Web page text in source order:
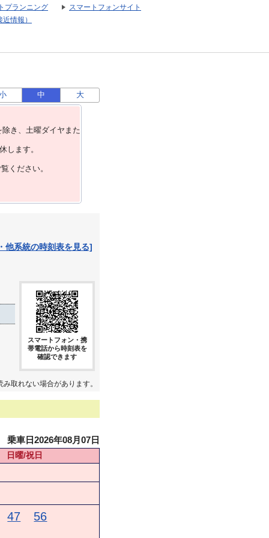
プランニング
スマートフォンサイト
情報）
中 大
き、⼟曜ダイヤまた
します。
ください。
他系統の時刻表を見る]
スマートフォン・携
帯電話から時刻表を
確認できます
取れない場合があります。
乗車日2026年08月07日
日曜/祝日
47 56